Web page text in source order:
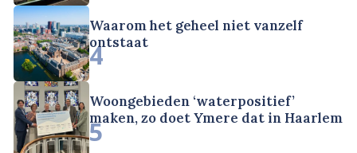
Waarom het geheel niet vanzelf
ontstaat
4
Woongebieden ‘waterpositief’
maken, zo doet Ymere dat in Haarlem
5